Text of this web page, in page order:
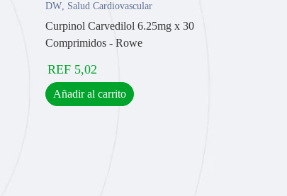
DW, Salud Cardiovascular
Curpinol Carvedilol 6.25mg x 30
Comprimidos - Rowe
REF 5,02
Añadir al carrito